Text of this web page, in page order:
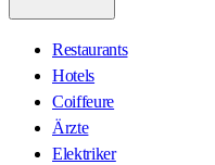
Restaurants
Hotels
Coiffeure
Ärzte
Elektriker